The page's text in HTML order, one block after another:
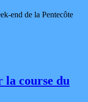
end de la Pentecôte
la course du